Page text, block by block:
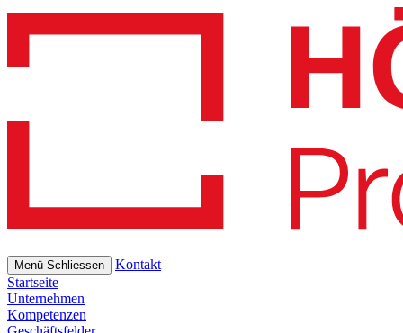
Skip
content
Menü Schliessen
Kontakt
Startseite
Unternehmen
Kompetenzen